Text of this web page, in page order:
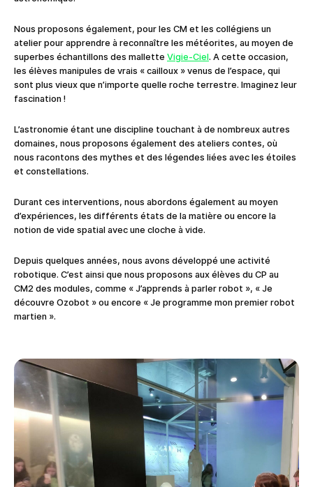
Nous proposons également, pour les CM et les collégiens un
atelier pour apprendre à reconnaître les météorites, au moyen de
superbes échantillons des mallette Vigie-Ciel. A cette occasion,
les élèves manipules de vrais « cailloux » venus de l’espace, qui
sont plus vieux que n’importe quelle roche terrestre. Imaginez leur
fascination !
L’astronomie étant une discipline touchant à de nombreux autres
domaines, nous proposons également des ateliers contes, où
nous racontons des mythes et des légendes liées avec les étoiles
et constellations.
Durant ces interventions, nous abordons également au moyen
d’expériences, les différents états de la matière ou encore la
notion de vide spatial avec une cloche à vide.
Depuis quelques années, nous avons développé une activité
robotique. C’est ainsi que nous proposons aux élèves du CP au
CM2 des modules, comme « J’apprends à parler robot », « Je
découvre Ozobot » ou encore « Je programme mon premier robot
martien ».